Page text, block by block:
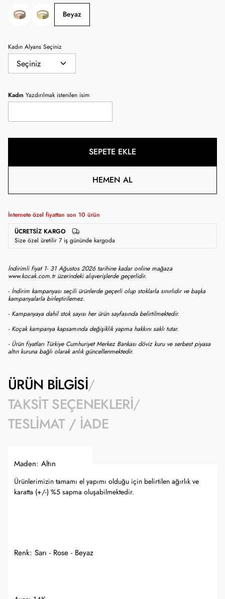
Beyaz
Kadın Alyans Seçiniz
Kadın Yazdırılmak istenilen isim
SEPETE EKLE
HEMEN AL
İnternete özel fiyattan son 10 ürün
ÜCRETSIZ KARGO
Size özel üretilir 7 iş gününde kargoda
İndirimli fiyat 1- 31 Ağustos 2026 tarihine kadar online mağaza
www.kocak.com.tr üzerindeki alışverişlerde geçerlidir.
- İndirim kampanyası seçili ürünlerde geçerli olup stoklarla sınırlıdır ve başka
kampanyalarla birleştirilemez.
- Kampanyaya dahil stok sayısı her ürün sayfasında belirtilmektedir.
- Koçak kampanya kapsamında değişiklik yapma hakkını saklı tutar.
- Ürün fiyatları Türkiye Cumhuriyet Merkez Bankası döviz kuru ve serbest piyasa
altın kuruna bağlı olarak anlık güncellenmektedir.
ÜRÜN BILGISI
TAKSIT SEÇENEKLERI
TESLIMAT / İADE
Maden: Altın
Ürünlerimizin tamamı el yapımı olduğu için belirtilen ağırlık ve
karatta (+/-) %5 sapma oluşabilmektedir.
Renk: Sarı - Rose - Beyaz